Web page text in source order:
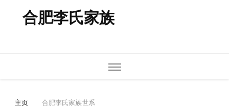
合肥李氏家族
主页 合肥李氏家族世系